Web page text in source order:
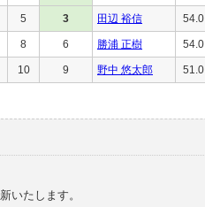
5 3 田辺 裕信 54.0
8 6 勝浦 正樹 54.0
10 9 野中 悠太郎 51.0
いたします。